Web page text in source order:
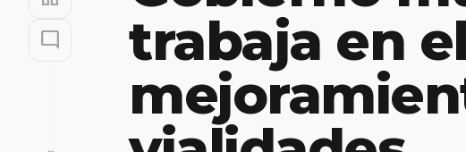
mode_comment
trabaja en el